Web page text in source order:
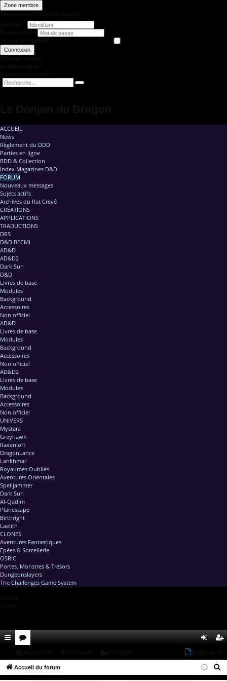
Zone membre
Connexion
ACCUEIL
News
Règlement du DDD
Parties en ligne
BDD & Collection
Index Magazines D&D
FORUM
Nouveaux messages
Sujets actifs
Archives du Rat Crevé
CRÉATIONS
APPLICATIONS
TRADUCTIONS
DRS
D&D BECMI
AD&D
AD&D2
Dark Sun
D&D
Livres de base
Modules
Background
Accessoires
Non officiel
AD&D
Livres de base
Modules
Background
Accessoires
Non officiel
AD&D2
Livres de base
Modules
Background
Accessoires
Non officiel
UNIVERS
Mystara
Greyhawk
Ravenloft
DragonLance
Lankhmar
Royaumes Oubliés
Aventures Orientales
Spelljammer
Dark Sun
Al-Qadim
Planescape
Birthright
Laelith
CLONES
Aventures Fantastiques
Epées & Sorcellerie
OSRIC
Portes, Monstres & Trésors
Dungeonslayers
The Challenges Game System
co u ne cri
Accueil du forum